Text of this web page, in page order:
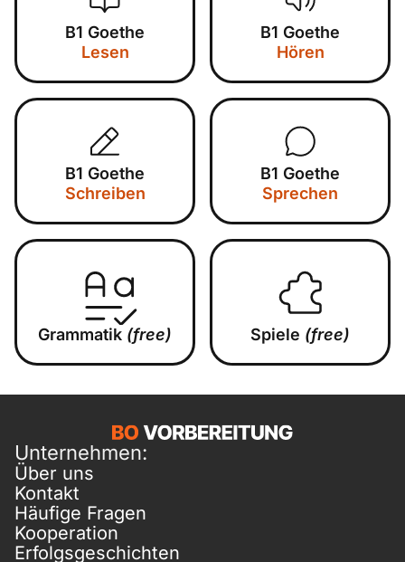
B1 Goethe
Lesen
B1 Goethe
Hören
B1 Goethe
Schreiben
B1 Goethe
Sprechen
Grammatik (free) Spiele (free)
Unternehmen:
Über uns
Kontakt
Häufige Fragen
Kooperation
Erfolgsgeschichten